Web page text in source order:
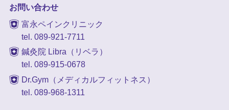
お問い合わせ
富永ペインクリニック
tel. 089-921-7711
鍼灸院 Libra（リベラ）
tel. 089-915-0678
Dr.Gym（メディカルフィットネス）
tel. 089-968-1311